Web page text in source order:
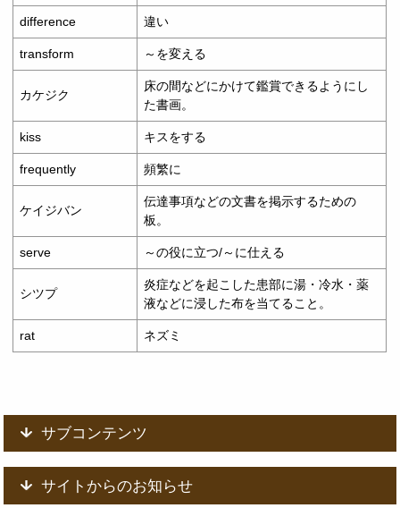
difference 違い
transform ～を変える
カケジク
床の間などにかけて鑑賞できるようにし
た書画。
kiss キスをする
frequently 頻繁に
ケイジバン
伝達事項などの文書を掲示するための
板。
serve ～の役に立つ/～に仕える
シツプ
炎症などを起こした患部に湯・冷水・薬
液などに浸した布を当てること。
rat ネズミ
サブコンテンツ
サイトからのお知らせ